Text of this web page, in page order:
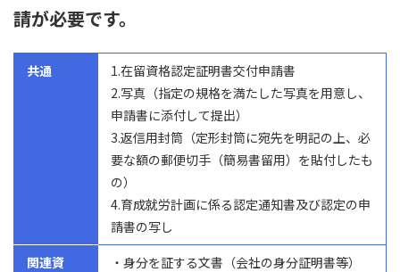
請が必要です。
共通
1.在留資格認定証明書交付申請書
2.写真（指定の規格を満たした写真を用意し、
申請書に添付して提出）
3.返信用封筒（定形封筒に宛先を明記の上、必
要な額の郵便切手（簡易書留用）を貼付したも
の）
4.育成就労計画に係る認定通知書及び認定の申
請書の写し
関連資
・身分を証する文書（会社の身分証明書等）